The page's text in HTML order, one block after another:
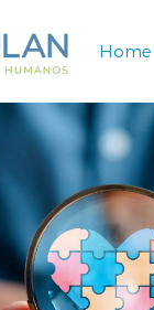
Home